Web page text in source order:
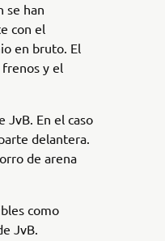
se han
con el
en bruto. El
y el
JvB. En el caso
delantera.
de arena
como
JvB.